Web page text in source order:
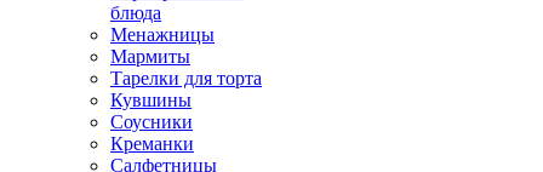
блюда
Менажницы
Мармиты
Тарелки для торта
Кувшины
Соусники
Креманки
Салфетницы